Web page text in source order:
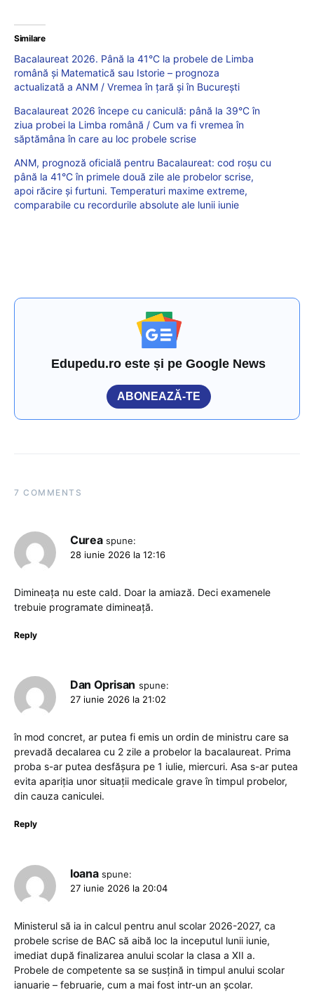
Similare
Bacalaureat 2026. Până la 41°C la probele de Limba
română și Matematică sau Istorie – prognoza
actualizată a ANM / Vremea în țară și în București
Bacalaureat 2026 începe cu caniculă: până la 39°C în
ziua probei la Limba română / Cum va fi vremea în
săptămâna în care au loc probele scrise
ANM, prognoză oficială pentru Bacalaureat: cod roșu cu
până la 41°C în primele două zile ale probelor scrise,
apoi răcire și furtuni. Temperaturi maxime extreme,
comparabile cu recordurile absolute ale lunii iunie
Edupedu.ro este și pe Google News
ABONEAZĂ-TE
7 COMMENTS
Curea spune:
28 iunie 2026 la 12:16
Dimineața nu este cald. Doar la amiază. Deci examenele
trebuie programate dimineață.
Reply
Dan Oprisan spune:
27 iunie 2026 la 21:02
în mod concret, ar putea fi emis un ordin de ministru care sa
prevadă decalarea cu 2 zile a probelor la bacalaureat. Prima
proba s-ar putea desfășura pe 1 iulie, miercuri. Asa s-ar putea
evita apariția unor situații medicale grave în timpul probelor,
din cauza caniculei.
Reply
Ioana spune:
27 iunie 2026 la 20:04
Ministerul să ia in calcul pentru anul scolar 2026-2027, ca
probele scrise de BAC să aibă loc la inceputul lunii iunie,
imediat după finalizarea anului scolar la clasa a XII a.
Probele de competente sa se susțină in timpul anului scolar
ianuarie – februarie, cum a mai fost intr-un an școlar.